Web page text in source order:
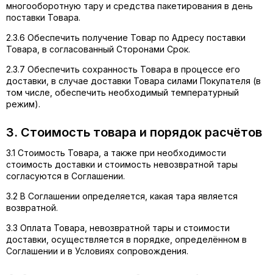
многооборотную тару и средства пакетирования в день
поставки Товара.
2.3.6 Обеспечить получение Товар по Адресу поставки
Товара, в согласованный Сторонами Срок.
2.3.7 Обеспечить сохранность Товара в процессе его
доставки, в случае доставки Товара силами Покупателя (в
том числе, обеспечить необходимый температурный
режим).
3. Стоимость товара и порядок расчётов
3.1 Стоимость Товара, а также при необходимости
стоимость доставки и стоимость невозвратной тары
согласуются в Соглашении.
3.2 В Соглашении определяется, какая тара является
возвратной.
3.3 Оплата Товара, невозвратной тары и стоимости
доставки, осуществляется в порядке, определённом в
Соглашении и в Условиях сопровождения.